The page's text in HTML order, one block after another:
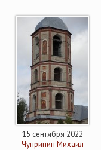
15 сентября 2022
Чупринин Михаил